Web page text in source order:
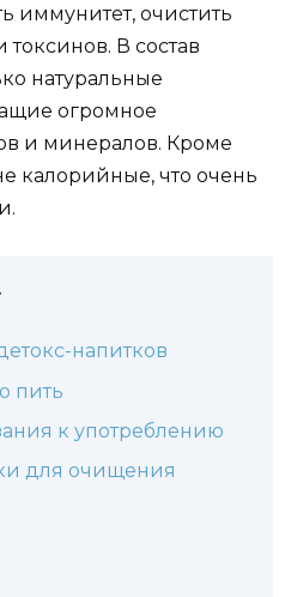
иммунитет, очистить
В состав
натуральные
огромное
и минералов. Кроме
калорийные, что очень
напитков
пить
к употреблению
для очищения